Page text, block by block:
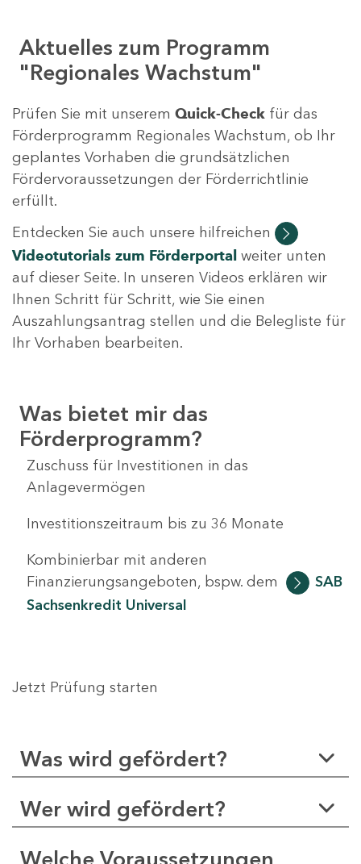
Aktuelles zum Programm
"Regionales Wachstum"
Prüfen Sie mit unserem Quick-Check für das
Förderprogramm Regionales Wachstum, ob Ihr
geplantes Vorhaben die grundsätzlichen
Fördervoraussetzungen der Förderrichtlinie
erfüllt.
Entdecken Sie auch unsere hilfreichen
Videotutorials zum Förderportal weiter unten
auf dieser Seite. In unseren Videos erklären wir
Ihnen Schritt für Schritt, wie Sie einen
Auszahlungsantrag stellen und die Belegliste für
Ihr Vorhaben bearbeiten.
Was bietet mir das
Förderprogramm?
Zuschuss für Investitionen in das
Anlagevermögen
Investitionszeitraum bis zu 36 Monate
Kombinierbar mit anderen
Finanzierungsangeboten, bspw. dem
SAB
Sachsenkredit Universal
Jetzt Prüfung starten
Was wird gefördert?
Wer wird gefördert?
Welche Voraussetzungen